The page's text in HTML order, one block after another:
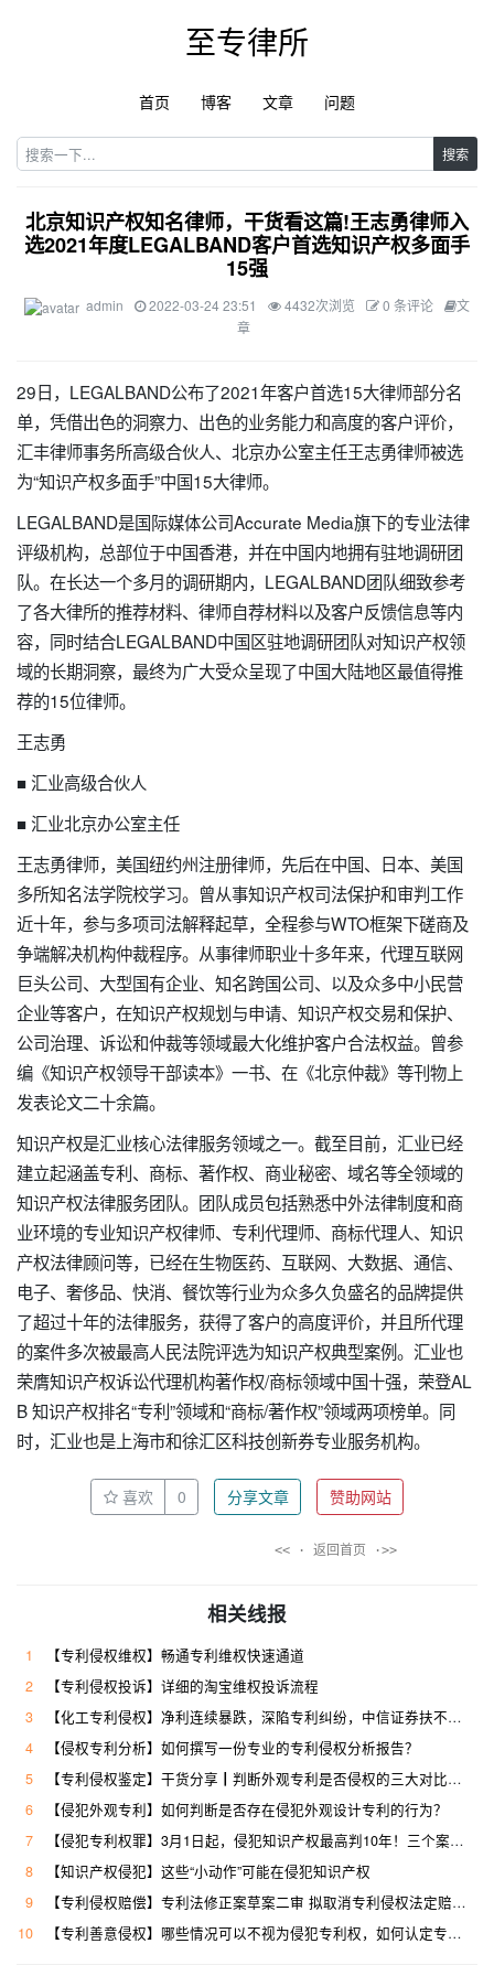
至专律所
首页 博客 文章 问题
搜索
北京知识产权知名律师，干货看这篇!王志勇律师入
选2021年度LEGALBAND客户首选知识产权多面手
15强
admin 2022-03-24 23:51 4432次浏览 0 条评论
文
章
29日，LEGALBAND公布了2021年客户首选15大律师部分名
单，凭借出色的洞察力、出色的业务能力和高度的客户评价，
汇丰律师事务所高级合伙人、北京办公室主任王志勇律师被选
为“知识产权多面手”中国15大律师。
LEGALBAND是国际媒体公司Accurate Media旗下的专业法律
评级机构，总部位于中国香港，并在中国内地拥有驻地调研团
队。在长达一个多月的调研期内，LEGALBAND团队细致参考
了各大律所的推荐材料、律师自荐材料以及客户反馈信息等内
容，同时结合LEGALBAND中国区驻地调研团队对知识产权领
域的长期洞察，最终为广大受众呈现了中国大陆地区最值得推
荐的15位律师。
王志勇
■ 汇业高级合伙人
■ 汇业北京办公室主任
王志勇律师，美国纽约州注册律师，先后在中国、日本、美国
多所知名法学院校学习。曾从事知识产权司法保护和审判工作
近十年，参与多项司法解释起草，全程参与WTO框架下磋商及
争端解决机构仲裁程序。从事律师职业十多年来，代理互联网
巨头公司、大型国有企业、知名跨国公司、以及众多中小民营
企业等客户，在知识产权规划与申请、知识产权交易和保护、
公司治理、诉讼和仲裁等领域最大化维护客户合法权益。曾参
编《知识产权领导干部读本》一书、在《北京仲裁》等刊物上
发表论文二十余篇。
知识产权是汇业核心法律服务领域之一。截⾄目前，汇业已经
建立起涵盖专利、商标、著作权、商业秘密、域名等全领域的
知识产权法律服务团队。团队成员包括熟悉中外法律制度和商
业环境的专业知识产权律师、专利代理师、商标代理人、知识
产权法律顾问等，已经在生物医药、互联网、大数据、通信、
电子、奢侈品、快消、餐饮等行业为众多久负盛名的品牌提供
了超过十年的法律服务，获得了客户的高度评价，并且所代理
的案件多次被最高人民法院评选为知识产权典型案例。汇业也
荣膺知识产权诉讼代理机构著作权/商标领域中国十强，荣登AL
B 知识产权排名“专利”领域和“商标/著作权”领域两项榜单。同
时，汇业也是上海市和徐汇区科技创新券专业服务机构。
喜欢 0 分享文章 赞助网站
<< · 返回首页 ·>>
相关线报
1
【专利侵权维权】畅通专利维权快速通道
2
【专利侵权投诉】详细的淘宝维权投诉流程
3
【化工专利侵权】净利连续暴跌，深陷专利纠纷，中信证券扶不起鲁西化工
4
【侵权专利分析】如何撰写一份专业的专利侵权分析报告？
5
【专利侵权鉴定】干货分享┃判断外观专利是否侵权的三大对比方法
6
【侵犯外观专利】如何判断是否存在侵犯外观设计专利的行为？
7
【侵犯专利权罪】3月1日起，侵犯知识产权最高判10年！三个案例让你秒懂
8
【知识产权侵犯】这些“小动作”可能在侵犯知识产权
9
【专利侵权赔偿】专利法修正案草案二审 拟取消专利侵权法定赔偿十万元下限
10
【专利善意侵权】哪些情况可以不视为侵犯专利权，如何认定专利侵权行为？